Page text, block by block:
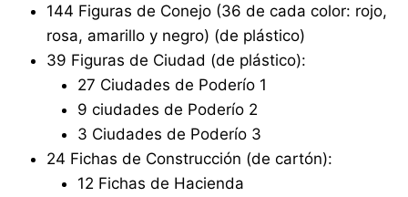
144 Figuras de Conejo (36 de cada color: rojo,
rosa, amarillo y negro) (de plástico)
39 Figuras de Ciudad (de plástico):
27 Ciudades de Poderío 1
9 ciudades de Poderío 2
3 Ciudades de Poderío 3
24 Fichas de Construcción (de cartón):
12 Fichas de Hacienda